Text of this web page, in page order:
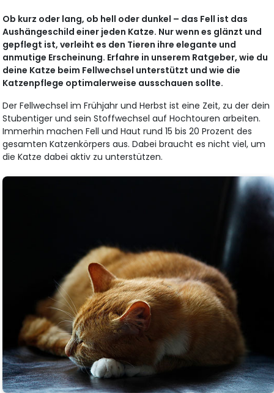
Ob kurz oder lang, ob hell oder dunkel – das Fell ist das
Aushängeschild einer jeden Katze. Nur wenn es glänzt und
gepflegt ist, verleiht es den Tieren ihre elegante und
anmutige Erscheinung. Erfahre in unserem Ratgeber, wie du
deine Katze beim Fellwechsel unterstützt und wie die
Katzenpflege optimalerweise ausschauen sollte.
Der Fellwechsel im Frühjahr und Herbst ist eine Zeit, zu der dein
Stubentiger und sein Stoffwechsel auf Hochtouren arbeiten.
Immerhin machen Fell und Haut rund 15 bis 20 Prozent des
gesamten Katzenkörpers aus. Dabei braucht es nicht viel, um
die Katze dabei aktiv zu unterstützen.